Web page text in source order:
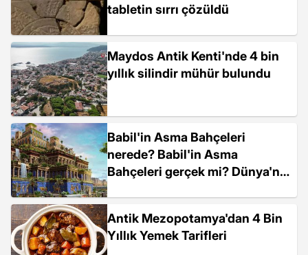
tabletin sırrı çözüldü
Maydos Antik Kenti'nde 4 bin
yıllık silindir mühür bulundu
Babil'in Asma Bahçeleri
nerede? Babil'in Asma
Bahçeleri gerçek mi? Dünya'nın
Antik Mezopotamya'dan 4 Bin
Yıllık Yemek Tarifleri